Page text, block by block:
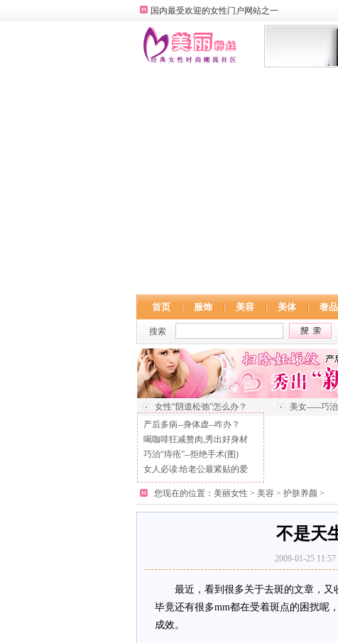
国内最受欢迎的女性门户网站之一
首页 服饰 美容 美体 奢品
搜索
女性“阴道松弛”怎么办？ 美女-----巧
产后多病--身体虚--咋办？
喝咖啡狂减赘肉,秀出好身材
巧治“痔疮”--拒绝手术(图)
女人必读:给老公最紧贴的爱
您现在的位置： 美丽女性 > 美容 > 护肤养颜 >
不是天
2009-01-25
最近，看到很多关于去斑的文章，又
毕竟还有很多mm都在受着斑点的困扰呢
成效。